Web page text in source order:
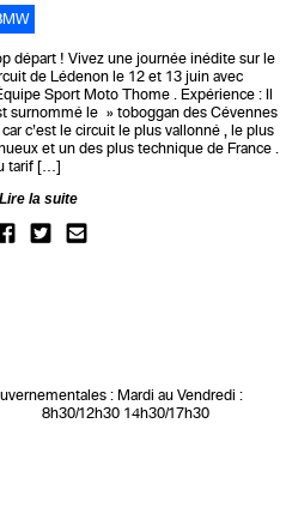
départ ! Vivez une journée inédite sur le
de Lédenon le 12 et 13 juin avec
Sport Moto Thome . Expérience : Il
surnommé le » toboggan des Cévennes
car c’est le circuit le plus vallonné , le plus
et un des plus technique de France .
tarif […]
Lire la suite
: Mardi au Vendredi :
12h30 14h30/17h30